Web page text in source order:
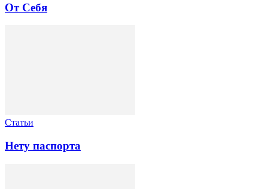
От Себя
Статьи
Нету паспорта